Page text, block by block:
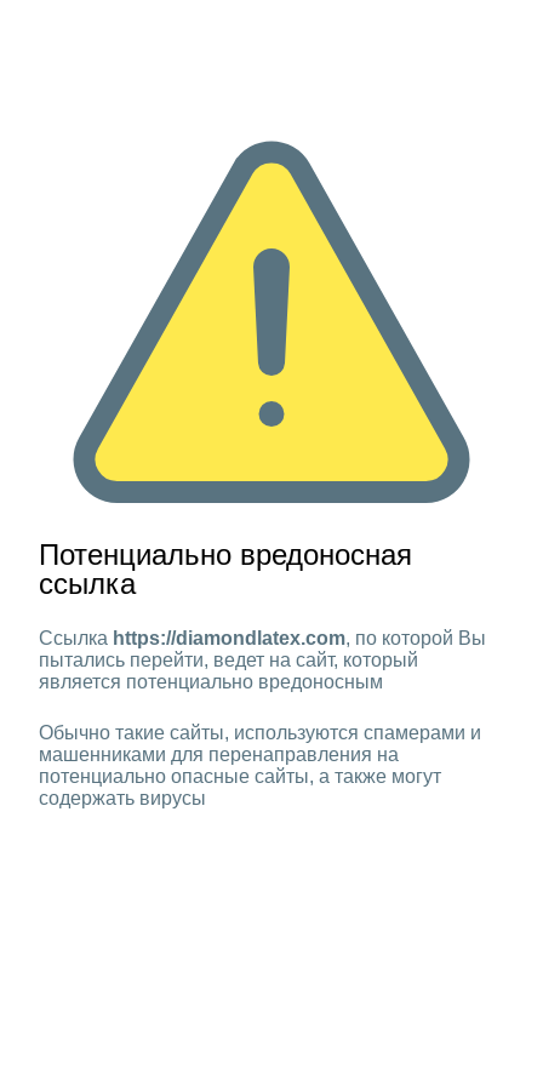
Потенциально вредоносная
ссылка
Ссылка https://diamondlatex.com, по которой Вы
пытались перейти, ведет на сайт, который
является потенциально вредоносным
Обычно такие сайты, используются спамерами и
машенниками для перенаправления на
потенциально опасные сайты, а также могут
содержать вирусы